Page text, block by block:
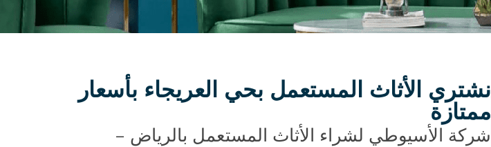
نشتري الأثاث المستعمل بحي العريجاء بأسعار
ممتازة
شركة الأسيوطي لشراء الأثاث المستعمل بالرياض –